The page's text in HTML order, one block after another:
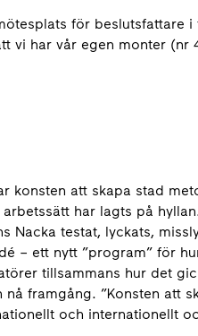
för beslutsfattare
vi har vår egen monter
konsten att skapa stad
har lagts på
Nacka testat, lyckats,
– ett nytt ”program” för
tillsammans hur det
framgång. ”Konsten att
och internationellt